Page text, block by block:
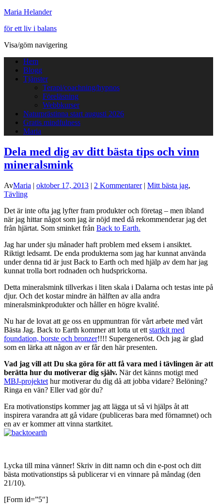
Maria Helander
för ett liv i balans
Visa/göm navigering
Hem
Blogg
Tjänster
Terapi/coachning/hypnos
Föreläsning
Webbkurser
Naturprästinna start augusti 2026
Gratis mindfulness
Maria
Dela med dig av ditt bästa tips och vinn
mineralsmink
AvMaria | oktober 17, 2013 | 2 Kommentarer| Mitt bästa jag,
Tävling
Det är inte ofta jag lyfter fram produkter och företag – men ibland
när jag hittar något som jag är nöjd med då rekommenderar jag det
från hjärtat. Som sminket från Back to Earth.
Jag har under sju månader haft problem med eksem i ansiktet.
Riktigt ledsamt. De enda produkterna som jag har kunnat använda
under denna tid är just Back to Earth och med hjälp av dem har jag
kunnat trolla bort rodnaden och hudsprickorna.
Detta mineralsmink tillverkas i liten skala i Dalarna och testas inte på
djur. Och det kostar mindre än hälften av alla andra
mineralsminkprodukter och håller en högre kvalité.
Nu har de lovat att ge oss en uppmuntran för vårt arbete med vårt
Bästa Jag. Back to Earth kommer att lotta ut ett startkit med
foundation, borste och bronzer!!!! Supergeneröst. Och jag är glad
som en lärka att någon av er får den här presenten.
Vad jag vill att Du ska göra för att få vara med i tävlingen är att
berätta hur du motiverar dig själv. När det känns motigt med
MBJ-projektet hur motiverar du dig då att jobba vidare? Belöning?
Ringa en vän? Eller vad gör du?
Era motivationstips kommer jag att lägga ut så vi hjälps åt att
inspirera varandra att gå vidare (publiceras bara med förnamnet) och
en av er kommer att vinna startkitet.
Lycka till mina vänner! Skriv in ditt namn och din e-post och ditt
bästa motivationstips så publicerar vi en vinnare på måndag (den
21/10).
[Form id=”5″]